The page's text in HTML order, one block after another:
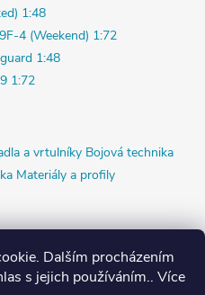
Dalším procházením
s jejich používáním.. Více
1:48
4 (Weekend) 1:72
1:48
1:72
a vrtulníky Bojová technika
Materiály a profily
SIA Diorama HM HR model